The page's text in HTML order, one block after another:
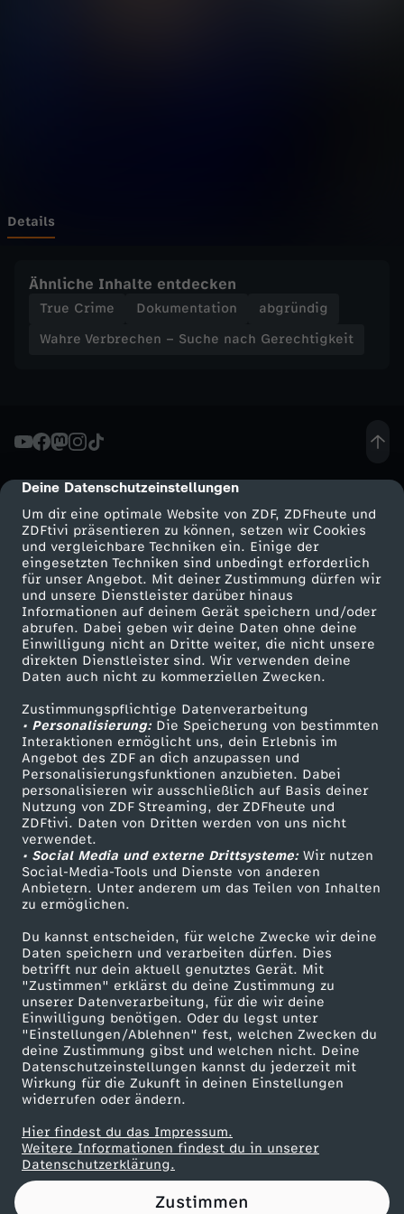
cmp-dialog-description
Deine Datenschutzeinstellungen
Um dir eine optimale Website von ZDF, ZDFheute und
ZDFtivi präsentieren zu können, setzen wir Cookies
und vergleichbare Techniken ein. Einige der
eingesetzten Techniken sind unbedingt erforderlich
für unser Angebot. Mit deiner Zustimmung dürfen wir
und unsere Dienstleister darüber hinaus
Informationen auf deinem Gerät speichern und/oder
abrufen. Dabei geben wir deine Daten ohne deine
Einwilligung nicht an Dritte weiter, die nicht unsere
direkten Dienstleister sind. Wir verwenden deine
Daten auch nicht zu kommerziellen Zwecken.
Zustimmungspflichtige Datenverarbeitung
• Personalisierung:Die Speicherung von bestimmten
Interaktionen ermöglicht uns, dein Erlebnis im
Angebot des ZDF an dich anzupassen und
Personalisierungsfunktionen anzubieten. Dabei
personalisieren wir ausschließlich auf Basis deiner
Nutzung von ZDF Streaming, der ZDFheute und
ZDFtivi. Daten von Dritten werden von uns nicht
verwendet.
• Social Media und externe Drittsysteme:Wir nutzen
Social-Media-Tools und Dienste von anderen
Anbietern. Unter anderem um das Teilen von Inhalten
zu ermöglichen.
Du kannst entscheiden, für welche Zwecke wir deine
Daten speichern und verarbeiten dürfen. Dies
betrifft nur dein aktuell genutztes Gerät. Mit
"Zustimmen" erklärst du deine Zustimmung zu
unserer Datenverarbeitung, für die wir deine
Einwilligung benötigen. Oder du legst unter
"Einstellungen/Ablehnen" fest, welchen Zwecken du
deine Zustimmung gibst und welchen nicht. Deine
Datenschutzeinstellungen kannst du jederzeit mit
Wirkung für die Zukunft in deinen Einstellungen
widerrufen oder ändern.
Hier findest du das Impressum.
Weitere Informationen findest du in unserer
Datenschutzerklärung.
Zustimmen
h
n
u
c
h
e
n
a
c
h
G
e
r
e
c
h
t
i
g
k
Details
Ähnliche Inhalte entdecken
True Crime Dokumentation
abgründig
Wahre Verbrechen – Suche nach Gerechtigkeit
Mehr ZDF
ZDF-Apps
Smart TV
ZDFtext
Livestreams
Sendungen A-Z
TV-Programm
Service
ZDFmitreden
Kontakt zum ZDF
Tickets
Zuschauerservice
Hilfe
ZDF Unternehmen
Karriere
ZDF goes Schule
Werbefernsehen
Mainzelmännchen
Partner